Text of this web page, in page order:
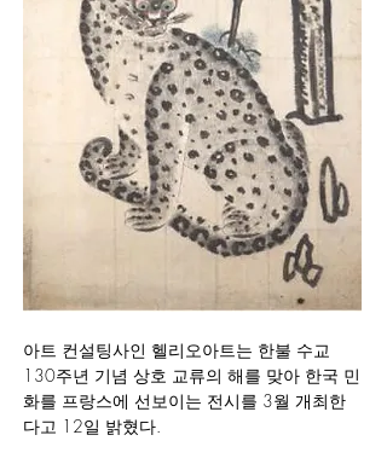
아트 컨설팅사인 헬리오아트는 한불 수교
130주년 기념 상호 교류의 해를 맞아 한국 민
화를 프랑스에 선보이는 전시를 3월 개최한
다고 12일 밝혔다.